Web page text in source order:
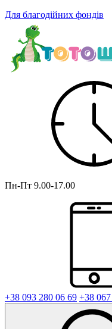
Для благодійних фондів
Пн-Пт 9.00-17.00
+38 093 280 06 69 +38